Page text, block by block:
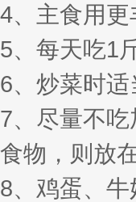
4、主食用
5、每天吃1
6、炒菜时
7、尽量不
食物，则放
8、鸡蛋、